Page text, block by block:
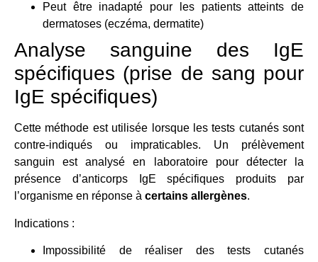
Peut être inadapté pour les patients atteints de
dermatoses (eczéma, dermatite)
Analyse sanguine des IgE
spécifiques (prise de sang pour
IgE spécifiques)
Cette méthode est utilisée lorsque les tests cutanés sont
contre-indiqués ou impraticables. Un prélèvement
sanguin est analysé en laboratoire pour détecter la
présence d’anticorps IgE spécifiques produits par
l’organisme en réponse à certains allergènes.
Indications :
Impossibilité de réaliser des tests cutanés